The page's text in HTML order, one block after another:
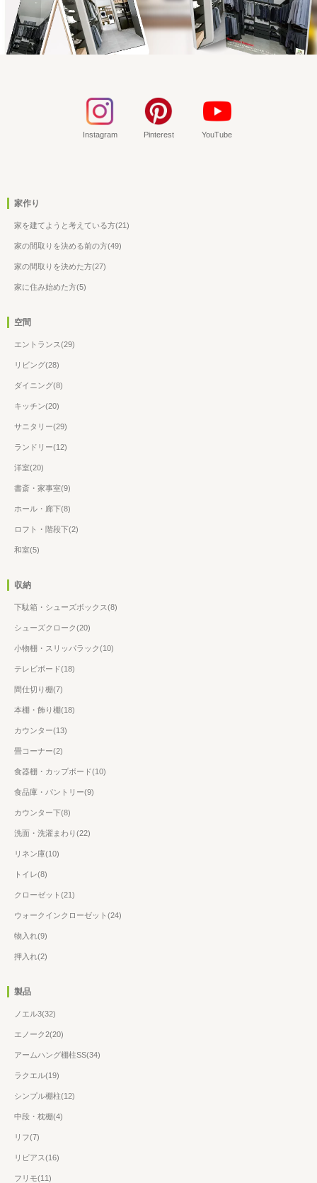
Instagram Pinterest YouTube
家作り
家を建てようと考えている方(21)
家の間取りを決める前の方(49)
家の間取りを決めた方(27)
家に住み始めた方(5)
空間
エントランス(29)
リビング(28)
ダイニング(8)
キッチン(20)
サニタリー(29)
ランドリー(12)
洋室(20)
書斎・家事室(9)
ホール・廊下(8)
ロフト・階段下(2)
和室(5)
収納
下駄箱・シューズボックス(8)
シューズクローク(20)
小物棚・スリッパラック(10)
テレビボード(18)
間仕切り棚(7)
本棚・飾り棚(18)
カウンター(13)
畳コーナー(2)
食器棚・カップボード(10)
食品庫・パントリー(9)
カウンター下(8)
洗面・洗濯まわり(22)
リネン庫(10)
トイレ(8)
クローゼット(21)
ウォークインクローゼット(24)
物入れ(9)
押入れ(2)
製品
ノエル3(32)
エノーク2(20)
アームハング棚柱SS(34)
ラクエル(19)
シンプル棚柱(12)
中段・枕棚(4)
リフ(7)
リビアス(16)
フリモ(11)